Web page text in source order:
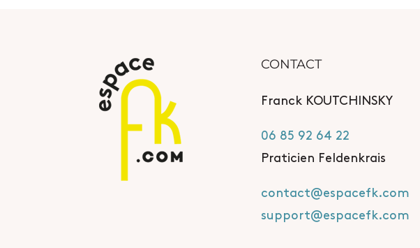
CONTACT
Franck KOUTCHINSKY
06 85 92 64 22
Praticien Feldenkrais
contact@espacefk.com
support@espacefk.com